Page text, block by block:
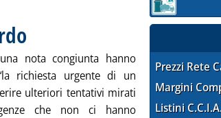
. Pubblicata venerdì 20 maggio 2016 alle 11.39.
nota congiunta hanno
richiesta urgente di un
ulteriori tentativi mirati
che non ci hanno
Sezione:
Prezzi Rete
Margini
Listini